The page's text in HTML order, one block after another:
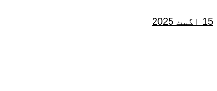
15 اگست 2025